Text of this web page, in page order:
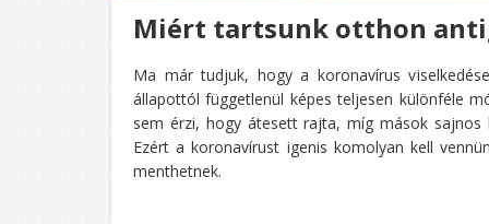
Miért tartsunk otthon
Ma már tudjuk, hogy a koronavírus
állapottól függetlenül képes teljesen különféle
sem érzi, hogy átesett rajta, míg mások sajnos
Ezért a koronavírust igenis komolyan kell
menthetnek.